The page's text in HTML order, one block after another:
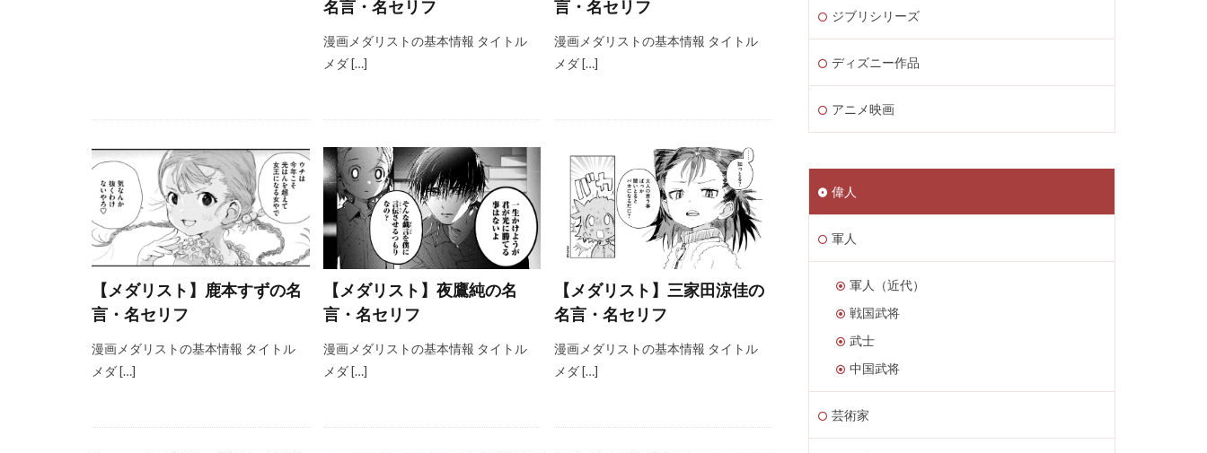
名言・名セリフ
漫画メダリストの基本情報 タイトル
メダ […]
言・名セリフ
漫画メダリストの基本情報 タイトル
メダ […]
【メダリスト】鹿本すずの名
言・名セリフ
漫画メダリストの基本情報 タイトル
メダ […]
【メダリスト】夜鷹純の名
言・名セリフ
漫画メダリストの基本情報 タイトル
メダ […]
【メダリスト】三家田涼佳の
名言・名セリフ
漫画メダリストの基本情報 タイトル
メダ […]
ジブリシリーズ
ディズニー作品
アニメ映画
偉人
軍人
軍人（近代）
戦国武将
武士
中国武将
芸術家